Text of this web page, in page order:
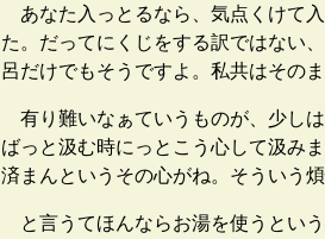
あなた入っとるなら、気点くけて
た。だってにくじをする訳ではない
呂だけでもそうですよ。私共はその
有り難いなぁていうものが、少し
ばっと汲む時にっとこう心して汲み
済まんというその心がね。そういう
と言うてほんならお湯を使うとい